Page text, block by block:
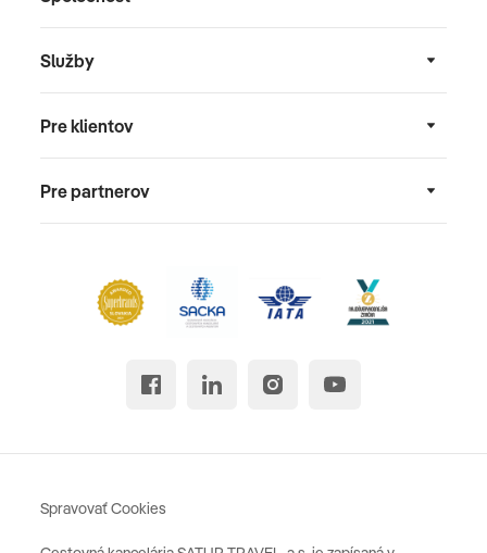
Služby
Pre klientov
Pre partnerov
Spravovať Cookies